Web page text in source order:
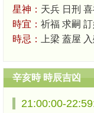
星神： 天兵 日刑
時宜： 祈福 求嗣
時忌：
上梁 蓋屋
辛亥時 時辰吉凶
21:00:00-